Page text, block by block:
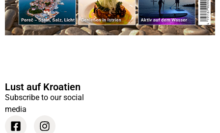
Lust auf Kroatien
Subscribe to our social
media